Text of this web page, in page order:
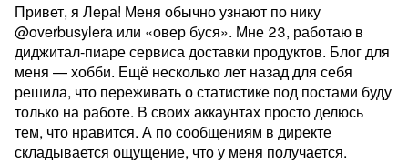
Привет, я Лера! Меня обычно узнают по нику
@overbusylera или «овер буся». Мне 23, работаю в
диджитал-пиаре сервиса доставки продуктов. Блог для
меня — хобби. Ещё несколько лет назад для себя
решила, что переживать о статистике под постами буду
только на работе. В своих аккаунтах просто делюсь
тем, что нравится. А по сообщениям в директе
складывается ощущение, что у меня получается.